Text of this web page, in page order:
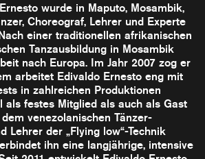
wurde in Maputo, Mosambik,
Choreograf, Lehrer und Experte
einer traditionellen afrikanischen
Tanzausbildung in Mosambik
nach Europa. Im Jahr 2007 zog er
arbeitet Edivaldo Ernesto eng mit
in zahlreichen Produktionen
als festes Mitglied als auch als Gast
venezolanischen Tänzer-
Lehrer der „Flying low“-Technik
ihn eine langjährige, intensive